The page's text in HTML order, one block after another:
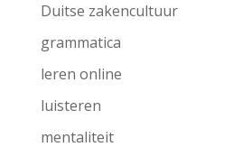
Duitse zakencultuur
grammatica
leren online
luisteren
mentaliteit